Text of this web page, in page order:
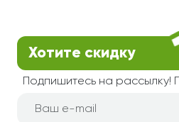
Хотите скидку
Подпишитесь на рассылку!